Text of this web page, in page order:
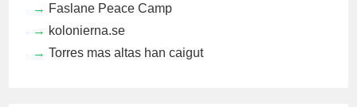
Faslane Peace Camp
kolonierna.se
Torres mas altas han caigut